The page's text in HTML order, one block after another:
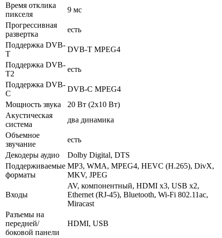
Время отклика
пикселя
9 мс
Прогрессивная
развертка
есть
Поддержка DVB-
T
DVB-T MPEG4
Поддержка DVB-
T2
есть
Поддержка DVB-
C
DVB-C MPEG4
Мощность звука
20 Вт (2х10 Вт)
Акустическая
система
два динамика
Объемное
звучание
есть
Декодеры аудио
Dolby Digital, DTS
Поддерживаемые
форматы
MP3, WMA, MPEG4, HEVC (H.265), DivX,
MKV, JPEG
Входы
AV, компонентный, HDMI x3, USB x2,
Ethernet (RJ-45), Bluetooth, Wi-Fi 802.11ac,
Miracast
Разъемы на
передней/
боковой панели
HDMI, USB